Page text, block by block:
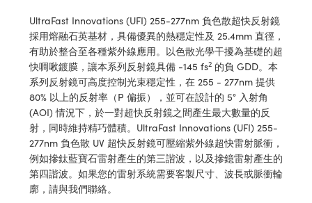
Elements (DOE) | 繞射光
Stage Micrometers | 刻劃板或
Mechanics | 顯微鏡用結構件
and Couplers | 中繼鏡或耦合鏡
Direct Microscopes | 袖珍顯微鏡
and Optomechanics |
Interface Cameras | 高速接口相
| 模擬相機
| 成像系統
Components
Labs™
UltraFast Innovations (UFI) 255-277nm 負色散超快反射鏡
採用熔融石英基材，具備優異的熱穩定性及 25.4mm 直徑，
有助於整合至各種紫外線應用。以色散光學干擾為基礎的超
快啁啾鍍膜，讓本系列反射鏡具備 -145 fs2 的負 GDD。本
系列反射鏡可高度控制光束穩定性，在 255 - 277nm 提供
80% 以上的反射率（P 偏振），並可在設計的 5° 入射角
(AOI) 情況下，於一對超快反射鏡之間產生最大數量的反
射，同時維持精巧體積。UltraFast Innovations (UFI) 255-
277nm 負色散 UV 超快反射鏡可壓縮紫外線超快雷射脈衝，
例如摻鈦藍寶石雷射產生的第三諧波，以及摻鐿雷射產生的
第四諧波。如果您的雷射系統需要客製尺寸、波長或脈衝輪
廓，請與我們聯絡。